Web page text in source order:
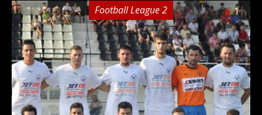
Football League 2 1